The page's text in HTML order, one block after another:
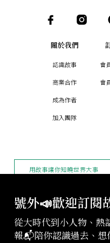
號外📣歡迎訂閱
從大時代到小人物、熱
報📬陪你認識過去、想
關於我們
認識故事
商業合作
成為作者
加入團隊
會
會
版權聲
授權與合作：
用故事讓你知曉世界大事